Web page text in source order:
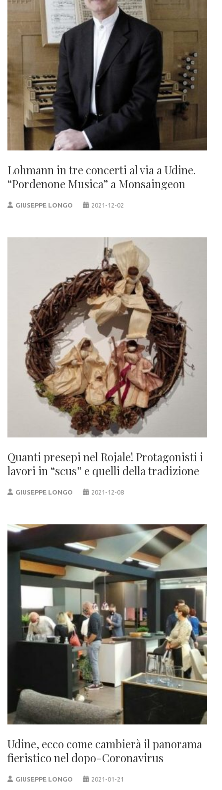
Lohmann in tre concerti al via a Udine.
“Pordenone Musica” a Monsaingeon
GIUSEPPE LONGO 2021-12-02
Quanti presepi nel Rojale! Protagonisti i
lavori in “scus” e quelli della tradizione
GIUSEPPE LONGO 2021-12-08
Udine, ecco come cambierà il panorama
fieristico nel dopo-Coronavirus
GIUSEPPE LONGO 2021-01-21